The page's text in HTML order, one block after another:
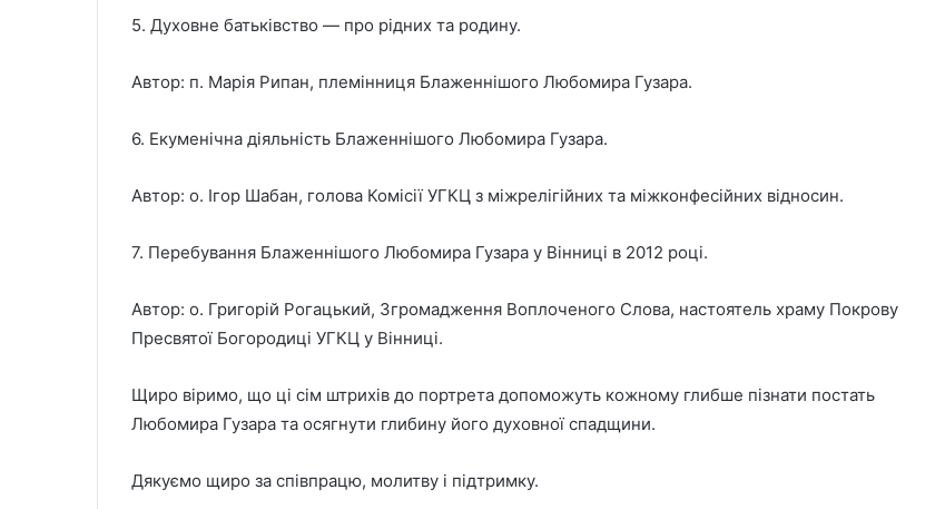
5. Духовне батьківство — про рідних та родину.
Автор: п. Марія Рипан, племінниця Блаженнішого Любомира Гузара.
6. Екуменічна діяльність Блаженнішого Любомира Гузара.
Автор: о. Ігор Шабан, голова Комісії УГКЦ з міжрелігійних та міжконфесійних відносин.
7. Перебування Блаженнішого Любомира Гузара у Вінниці в 2012 році.
Автор: о. Григорій Рогацький, Згромадження Воплоченого Слова, настоятель храму Покрову
Пресвятої Богородиці УГКЦ у Вінниці.
Щиро віримо, що ці сім штрихів до портрета допоможуть кожному глибше пізнати постать
Любомира Гузара та осягнути глибину його духовної спадщини.
Дякуємо щиро за співпрацю, молитву і підтримку.